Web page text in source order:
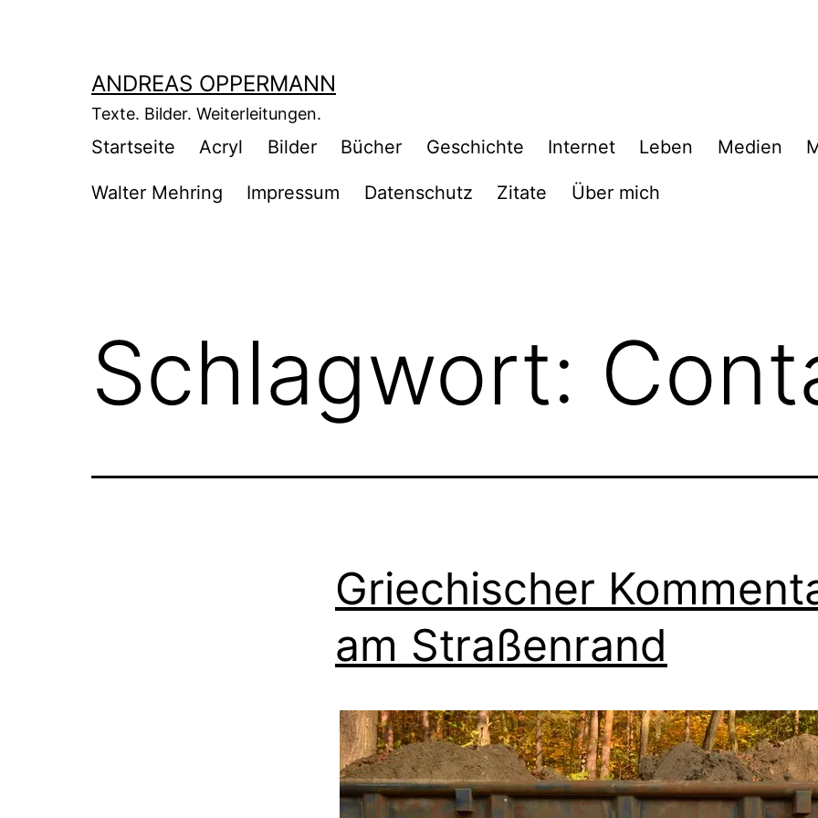
ANDREAS OPPERMANN
Texte. Bilder. Weiterleitungen.
Startseite Acryl Bilder Bücher Geschichte Internet Leben Medien
Walter Mehring Impressum Datenschutz Zitate Über mich
Schlagwort:
Griechischer
am Straßenrand